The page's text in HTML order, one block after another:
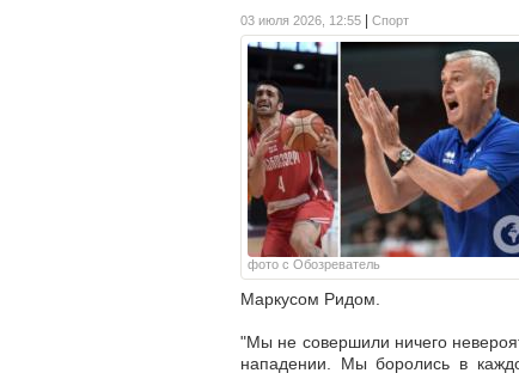
03 июля 2026, 12:55 Спорт
фото с Обозреватель
Маркусом Ридом.
"Мы не совершили ничего
нападении. Мы боролись в